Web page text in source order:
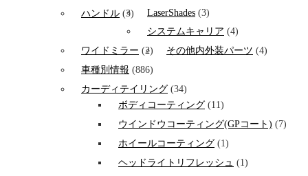
ハンドル (3) LaserShades (3)
システムキャリア (4)
ワイドミラー (2) その他内外装パーツ (4)
車種別情報 (886)
カーディテイリング (34)
ボディコーティング (11)
ウインドウコーティング(GPコート) (7)
ホイールコーティング (1)
ヘッドライトリフレッシュ (1)